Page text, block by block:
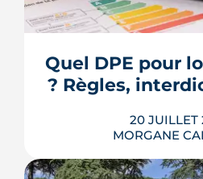
Écoles, base de
projets urbains et prix
3e ville de Haute-
LIRE
Quel DPE pour
? Règles,
20 JUILLET
MORGANE